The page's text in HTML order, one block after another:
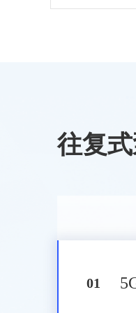
往复
01